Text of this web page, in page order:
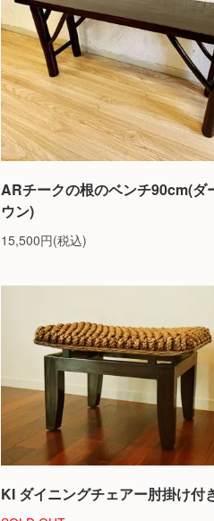
ARチークの根のベンチ90cm(ダ
ウン)
15,500円(税込)
KI ダイニングチェアー肘掛け付